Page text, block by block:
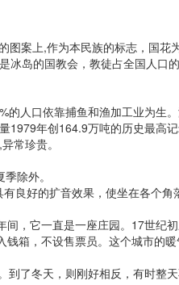
案上,作为本民族的标志，国花为
岛的国教会，教徒占全国人口
口依靠捕鱼和渔加工业为生
年创164.9万吨的历史最高记
常珍贵。
除外。
好的扩音效果，使坐在各个角
它一直是一座庄园。17世纪
箱，不设售票员。这个城市的
冬天，则刚好相反，有时整